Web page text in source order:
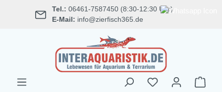
springen Tel.: 06461-7587450 (8:30-12:30 Uhr)
E-Mail: info@zierfisch365.de